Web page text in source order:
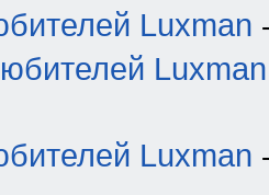
Luxman
Luxman
Luxman